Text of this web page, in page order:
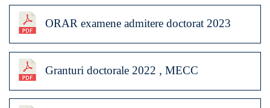
ORAR examene admitere doctorat 2023
Granturi doctorale 2022 , MECC